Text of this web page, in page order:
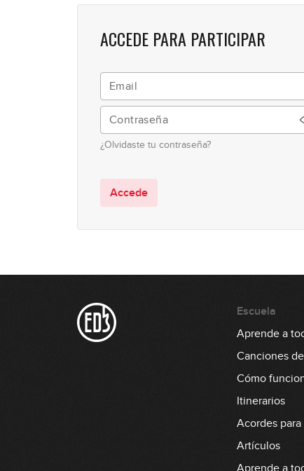
ACCEDE PARA PARTICIPAR
¿Olvidaste tu contraseña?
Accede
Escuela
Aprende a
Canciones
Cómo
Itinerarios
Acordes
Artículos